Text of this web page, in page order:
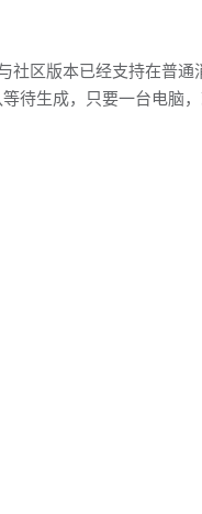
社区版本已经支持在普
待生成，只要一台电脑